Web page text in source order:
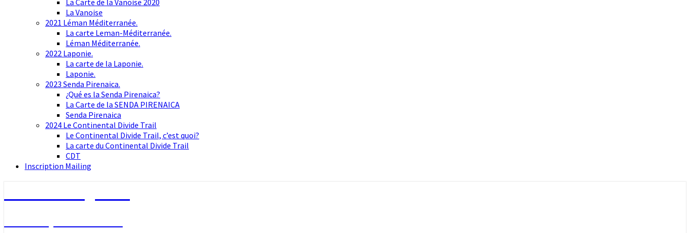
La Carte de la Vanoise 2020
La Vanoise
2021 Léman Méditerranée.
La carte Leman-Méditerranée.
Léman Méditerranée.
2022 Laponie.
La carte de la Laponie.
Laponie.
2023 Senda Pirenaica.
¿Qué es la Senda Pirenaica?
La Carte de la SENDA PIRENAICA
Senda Pirenaica
2024 Le Continental Divide Trail
Le Continental Divide Trail, c’est quoi?
La carte du Continental Divide Trail
CDT
Inscription Mailing